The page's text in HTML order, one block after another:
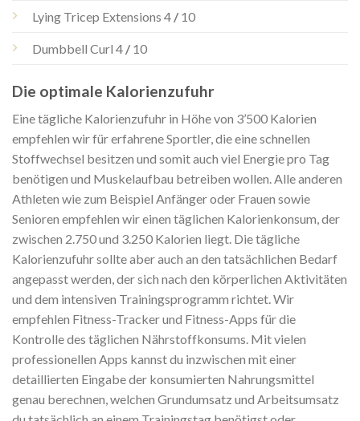
Lying Tricep Extensions 4 / 10
Dumbbell Curl 4 / 10
Die optimale Kalorienzufuhr
Eine tägliche Kalorienzufuhr in Höhe von 3’500 Kalorien
empfehlen wir für erfahrene Sportler, die eine schnellen
Stoffwechsel besitzen und somit auch viel Energie pro Tag
benötigen und Muskelaufbau betreiben wollen. Alle anderen
Athleten wie zum Beispiel Anfänger oder Frauen sowie
Senioren empfehlen wir einen täglichen Kalorienkonsum, der
zwischen 2.750 und 3.250 Kalorien liegt. Die tägliche
Kalorienzufuhr sollte aber auch an den tatsächlichen Bedarf
angepasst werden, der sich nach den körperlichen Aktivitäten
und dem intensiven Trainingsprogramm richtet. Wir
empfehlen Fitness-Tracker und Fitness-Apps für die
Kontrolle des täglichen Nährstoffkonsums. Mit vielen
professionellen Apps kannst du inzwischen mit einer
detaillierten Eingabe der konsumierten Nahrungsmittel
genau berechnen, welchen Grundumsatz und Arbeitsumsatz